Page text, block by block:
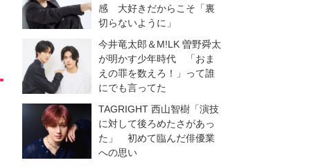
感 大好きだからこそ「裏
切らないように」
今井竜太郎＆M!LK 曽野舜太
が明かす少年時代 「おま
えの罪を数えろ！」って誰
にでも言ってた
TAGRIGHT 西山智樹「演技
に対して後ろめたさがあっ
た」 初めて臨んだ俳優業
への思い